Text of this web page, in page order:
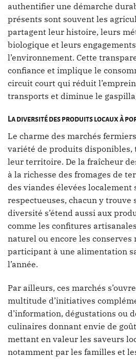
authentifier une démarche
présents sont souvent les
partagent leur histoire, leurs
biologique et leurs
l’environnement. Cette
confiance et implique le
circuit court qui réduit
transports et diminue le
La diversité des produits locaux à
Le charme des marchés
variété de produits disponibles,
leur territoire. De la fraîcheur
à la richesse des fromages de
des viandes élevées localement
respectueuses, chacun y trouve
diversité s’étend aussi aux
comme les confitures
naturel ou encore les conserves
participant à une alimentation
l’année.
Par ailleurs, ces marchés
multitude d’initiatives
d’information, dégustations ou
culinaires donnant envie de
mettant en valeur les saveurs
notamment par les familles et